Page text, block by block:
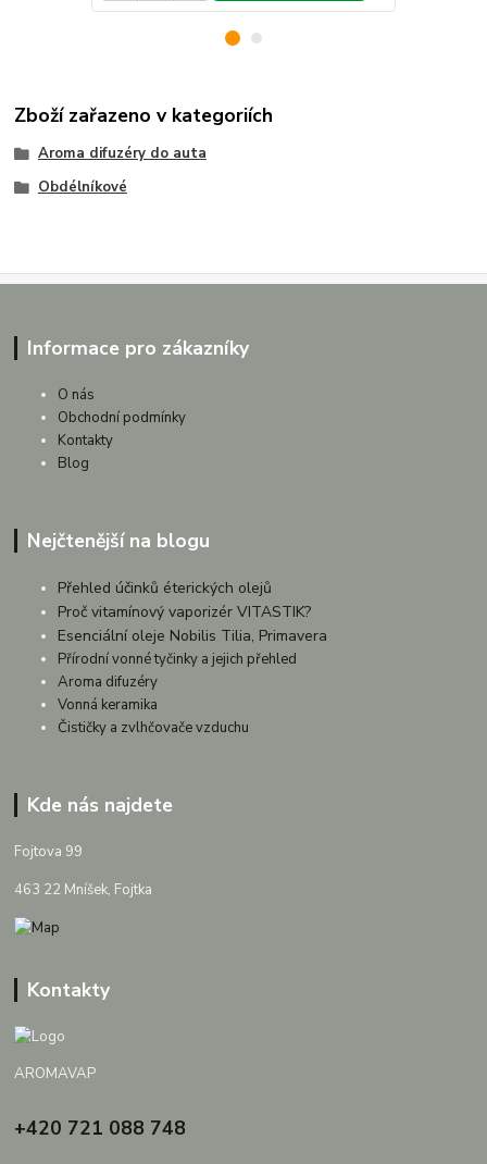
Zboží zařazeno v kategoriích
Aroma difuzéry do auta
Obdélníkové
Informace pro zákazníky
O nás
Obchodní podmínky
Kontakty
Blog
Nejčtenější na blogu
Přehled účinků éterických olejů
Proč vitamínový vaporizér VITASTIK?
Esenciální oleje Nobilis Tilia, Primavera
Přírodní vonné tyčinky a jejich přehled
Aroma difuzéry
Vonná keramika
Čističky a zvlhčovače vzduchu
Kde nás najdete
Fojtova 99
463 22 Mníšek, Fojtka
Kontakty
AROMAVAP
+420 721 088 748